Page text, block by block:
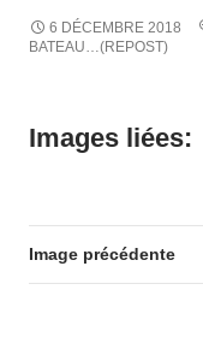
6 DÉCEMBRE 2018
BATEAU…(REPOST)
Images liées:
Image précédente